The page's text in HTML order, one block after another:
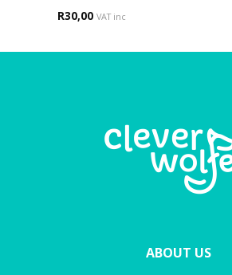
R30,00 VAT inc
ABOUT US